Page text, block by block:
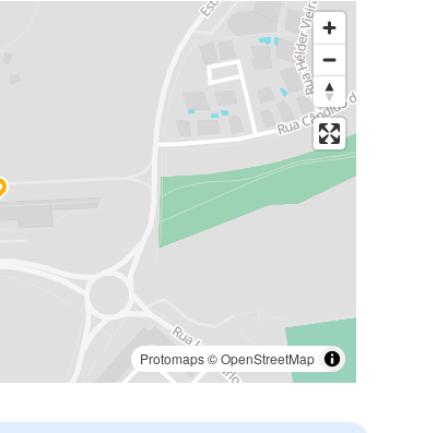
Protomaps©OpenStreetMap